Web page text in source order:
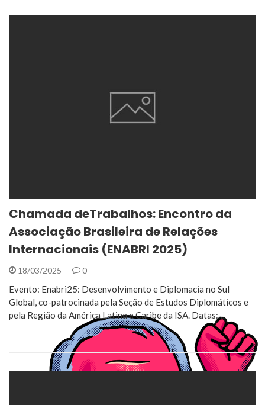
Chamada deTrabalhos: Encontro da
Associação Brasileira de Relações
Internacionais (ENABRI 2025)
18/03/2025 0
Evento: Enabri25: Desenvolvimento e Diplomacia no Sul
Global, co-patrocinada pela Seção de Estudos Diplomáticos e
pela Região da América Latina e Caribe da ISA. Datas:…